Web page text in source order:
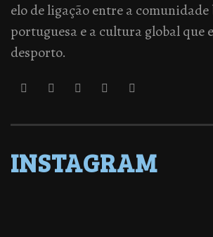
elo de ligação entre a
portuguesa e a cultura global que
desporto.
INSTAGRAM